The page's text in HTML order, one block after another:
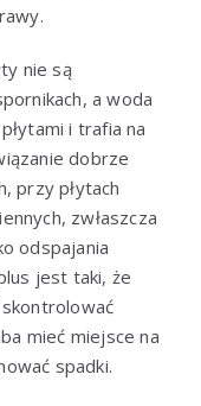
nie są
a woda
i trafia na
dobrze
przy płytach
zwłaszcza
odspajania
jest taki, że
mieć miejsce na
spadki.